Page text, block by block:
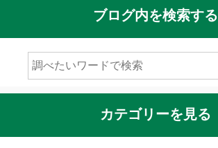
ブログ内を検索する
カテゴリーを見る